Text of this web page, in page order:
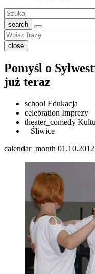
Szukaj:
search
close
Pomyśl o
już teraz
school Edukacja
celebration Imprezy
theater_comedy
Śliwice
calendar_month 01.10.2012